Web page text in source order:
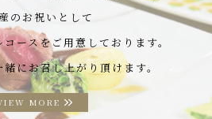
のお祝いとして
ースをご用意しております。
にお召し上がり頂けます。
MORE